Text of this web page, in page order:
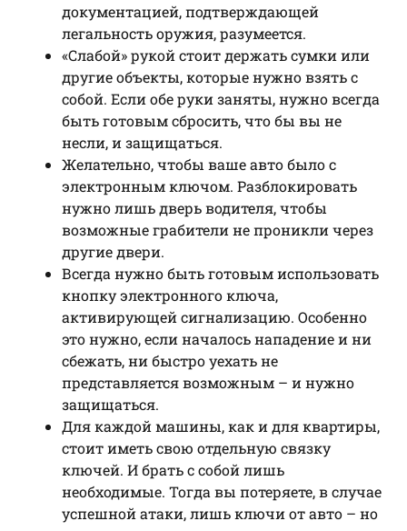
документацией, подтверждающей
легальность оружия, разумеется.
«Слабой» рукой стоит держать сумки или
другие объекты, которые нужно взять с
собой. Если обе руки заняты, нужно всегда
быть готовым сбросить, что бы вы не
несли, и защищаться.
Желательно, чтобы ваше авто было с
электронным ключом. Разблокировать
нужно лишь дверь водителя, чтобы
возможные грабители не проникли через
другие двери.
Всегда нужно быть готовым использовать
кнопку электронного ключа,
активирующей сигнализацию. Особенно
это нужно, если началось нападение и ни
сбежать, ни быстро уехать не
представляется возможным – и нужно
защищаться.
Для каждой машины, как и для квартиры,
стоит иметь свою отдельную связку
ключей. И брать с собой лишь
необходимые. Тогда вы потеряете, в случае
успешной атаки, лишь ключи от авто – но